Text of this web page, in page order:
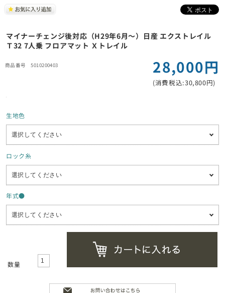
マイナーチェンジ後対応（H29年6月～） 日産 エクストレイル
Ｔ32 7人乗 フロアマット Ｘトレイル
5010200403 28,000円
(消費税込:30,800円)
生地色
ロック糸
年式●
数量